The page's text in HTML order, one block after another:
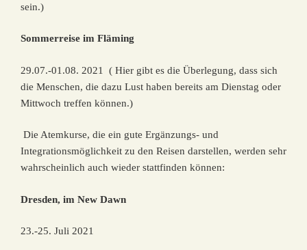
sein.)
Sommerreise im Fläming
29.07.-01.08. 2021 ( Hier gibt es die Überlegung, dass sich
die Menschen, die dazu Lust haben bereits am Dienstag oder
Mittwoch treffen können.)
Die Atemkurse, die ein gute Ergänzungs- und
Integrationsmöglichkeit zu den Reisen darstellen, werden sehr
wahrscheinlich auch wieder stattfinden können:
Dresden, im New Dawn
23.-25. Juli 2021